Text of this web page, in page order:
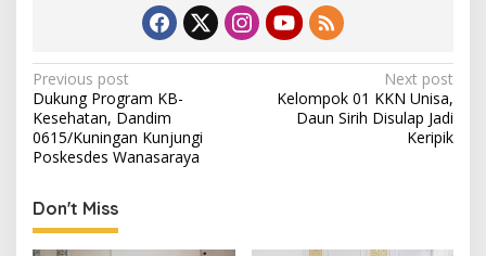
Post
navigation
Previous post
Dukung Program KB-
Kesehatan, Dandim
0615/Kuningan Kunjungi
Poskesdes Wanasaraya
Next post
Kelompok 01 KKN Unisa,
Daun Sirih Disulap Jadi
Keripik
Don't Miss